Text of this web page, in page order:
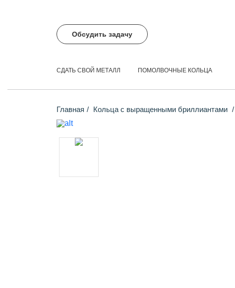
Обсудить задачу
СДАТЬ СВОЙ МЕТАЛЛ ПОМОЛВОЧНЫЕ КОЛЬЦА
Главная Кольца с выращенными бриллиантами